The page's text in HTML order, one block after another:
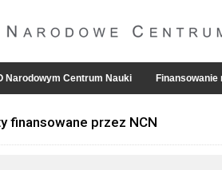
Narodowym Centrum Nauki Finansowanie
finansowane przez NCN